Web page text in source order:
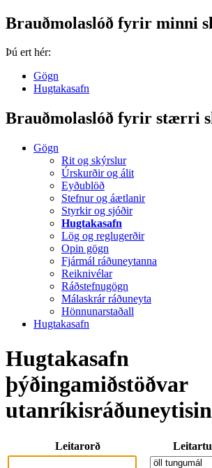
Brauðmolaslóð fyrir minni
Þú ert hér:
Gögn
Hugtakasafn
Brauðmolaslóð fyrir stærri
Gögn
Rit og skýrslur
Úrskurðir og álit
Eyðublöð
Stefnur og áætlanir
Styrkir og sjóðir
Hugtakasafn
Lög og reglugerðir
Opin gögn
Fjármál ráðuneytanna
Reiknivélar
Ráðstefnugögn
Málaskrár ráðuneyta
Hönnunarstaðall
Hugtakasafn
Hugtakasafn
þýðingamiðstöðvar
Leitarorð